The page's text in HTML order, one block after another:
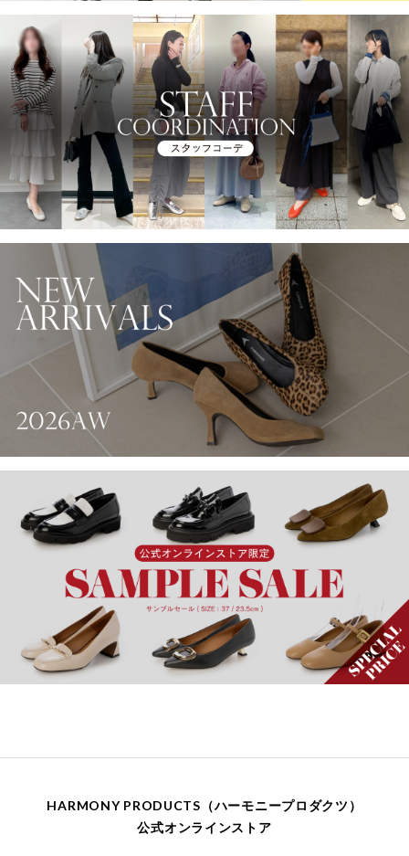
HARMONY PRODUCTS（ハーモニープロダクツ）
公式オンラインストア